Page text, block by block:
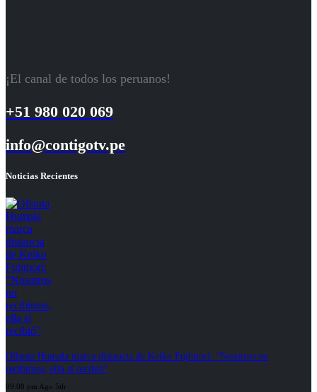
¡El canal de todos los peruanos!
+51 980 020 069
info@contigotv.pe
Noticias Recientes
Ollanta Humala marca distancia de Keiko Fujimori: “Nosotros no
recibimos, ella sí recibió”
09:08 pm Ago 5th